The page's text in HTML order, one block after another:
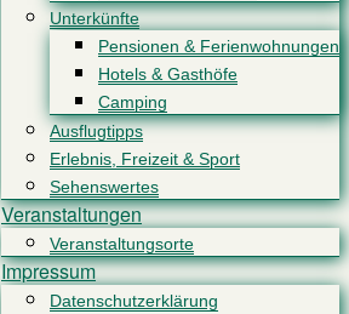
Unterkünfte
Pensionen & Ferienwohnungen
Hotels & Gasthöfe
Camping
Ausflugtipps
Erlebnis, Freizeit & Sport
Sehenswertes
Veranstaltungen
Veranstaltungsorte
Impressum
Datenschutzerklärung